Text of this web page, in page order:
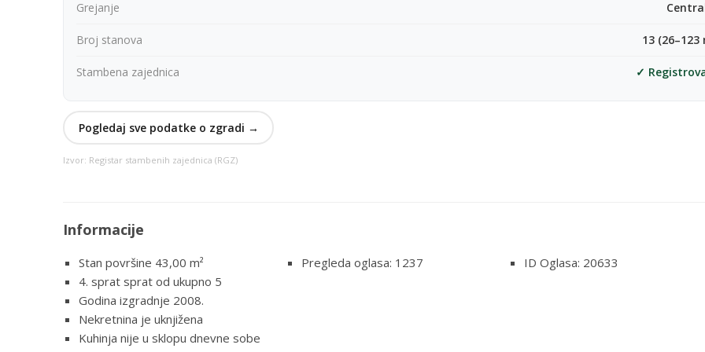
Grejanje
Broj stanova 13 (26–123
Stambena zajednica ✓
Pogledaj sve podatke o zgradi →
Izvor: Registar stambenih zajednica (RGZ)
Informacije
Stan površine 43,00 m²
4. sprat sprat od ukupno 5
Godina izgradnje 2008.
Nekretnina je uknjižena
Kuhinja nije u sklopu dnevne sobe
Pregleda oglasa: 1237 ID Oglasa: 20633